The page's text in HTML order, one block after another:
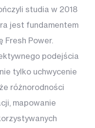
studia w 2018
jest fundamentem
Fresh Power.
podejścia
tylko uchwycenie
różnorodności
mapowanie